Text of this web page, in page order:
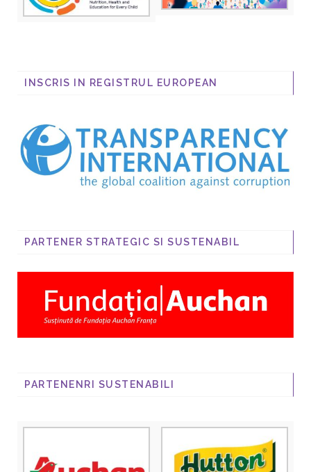
INSCRIS IN REGISTRUL EUROPEAN
PARTENER STRATEGIC SI SUSTENABIL
PARTENENRI SUSTENABILI